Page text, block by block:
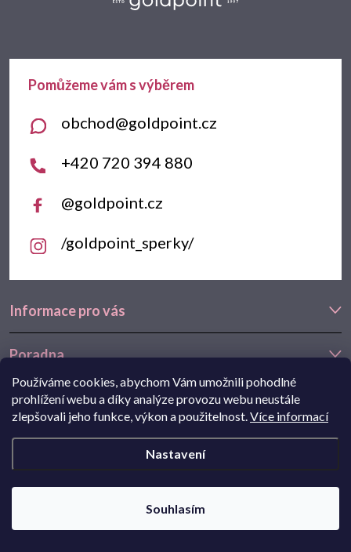
Používáme cookies, abychom Vám umožnili pohodlné
prohlížení webu a díky analýze provozu webu neustále
zlepšovali jeho funkce, výkon a použitelnost.Více informací
Nastavení
Souhlasím
a
Informace pro vás
Poradna
Často hledáte
obchod@goldpoint.cz
+420 720 394 880
@goldpoint.cz
/goldpoint_sperky/
Pohání Shoptet
Navštivte také náš e-shop Goldstore.cz:zlaté náušnice,dětské
náušnice z bílého zlata